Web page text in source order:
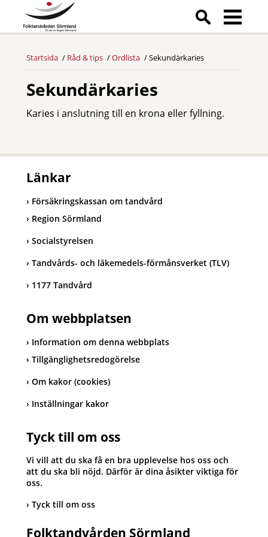
Startsida Råd & tips Ordlista Sekundärkaries
Sekundärkaries
Karies i anslutning till en krona eller fyllning.
Länkar
Försäkringskassan om tandvård
Region Sörmland
Socialstyrelsen
Tandvårds- och läkemedels-förmånsverket (TLV)
1177 Tandvård
Om webbplatsen
Information om denna webbplats
Tillgänglighetsredogörelse
Om kakor (cookies)
Inställningar kakor
Tyck till om oss
Vi vill att du ska få en bra upplevelse hos oss och
att du ska bli nöjd. Därför är dina åsikter viktiga för
oss.
Tyck till om oss
Folktandvården Sörmland